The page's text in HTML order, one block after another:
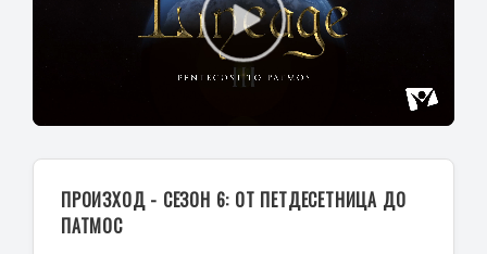
Play
Video
ПРОИЗХОД - СЕЗОН 6: ОТ ПЕТДЕСЕТНИЦА ДО
ПАТМОС